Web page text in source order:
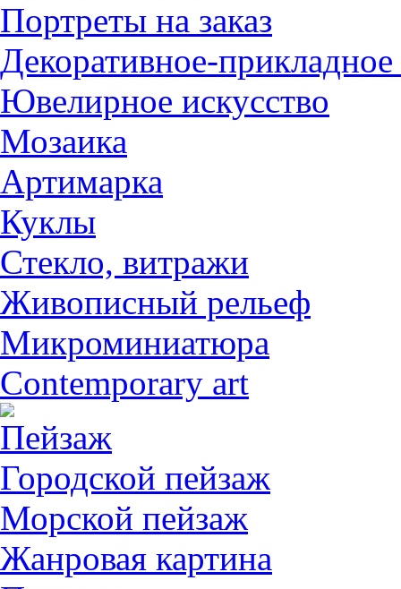
Портреты на заказ
Декоративное-прикладное
Ювелирное искусство
Мозаика
Артимарка
Куклы
Стекло, витражи
Живописный рельеф
Микроминиатюра
Contemporary art
Пейзаж
Городской пейзаж
Морской пейзаж
Жанровая картина